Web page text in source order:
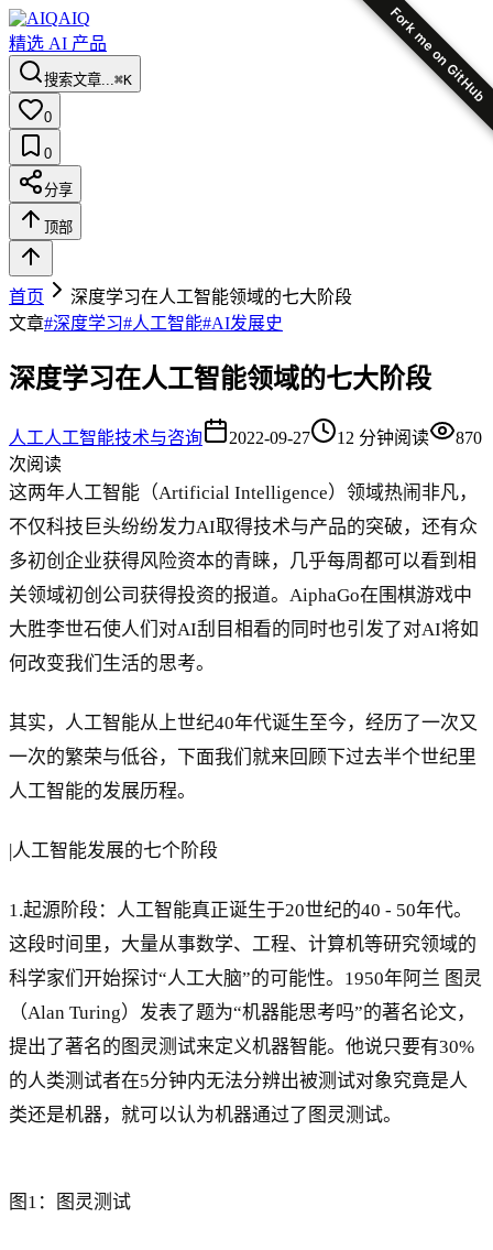
Fork me on GitHub
AIQ
精选 AI 产品
搜索文章...⌘K
0
0
分享
顶部
首页
深度学习在人工智能领域的七大阶段
文章#深度学习#人工智能#AI发展史
深度学习在人工智能领域的七大阶段
人工人工智能技术与咨询 2022-09-27 12 分钟阅读
870
次阅读
这两年人工智能（Artificial Intelligence）领域热闹非凡，
不仅科技巨头纷纷发力AI取得技术与产品的突破，还有众
多初创企业获得风险资本的青睐，几乎每周都可以看到相
关领域初创公司获得投资的报道。AiphaGo在围棋游戏中
大胜李世石使人们对AI刮目相看的同时也引发了对AI将如
何改变我们生活的思考。
其实，人工智能从上世纪40年代诞生至今，经历了一次又
一次的繁荣与低谷，下面我们就来回顾下过去半个世纪里
人工智能的发展历程。
|人工智能发展的七个阶段
1.起源阶段：人工智能真正诞生于20世纪的40 - 50年代。
这段时间里，大量从事数学、工程、计算机等研究领域的
科学家们开始探讨“人工大脑”的可能性。1950年阿兰 图灵
（Alan Turing）发表了题为“机器能思考吗”的著名论文，
提出了著名的图灵测试来定义机器智能。他说只要有30%
的人类测试者在5分钟内无法分辨出被测试对象究竟是人
类还是机器，就可以认为机器通过了图灵测试。
图1：图灵测试